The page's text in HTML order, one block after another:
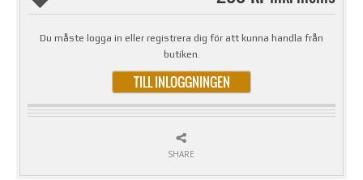
Du måste logga in eller registrera dig för att kunna handla från
butiken.
TILL INLOGGNINGEN
SHARE